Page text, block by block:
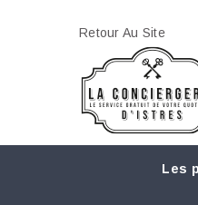
Retour Au Site
Les